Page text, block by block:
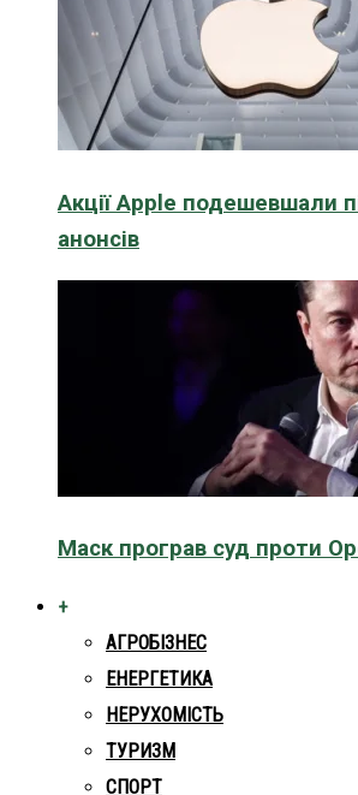
Акції Apple подешевшали
анонсів
Маск програв суд проти
+
АГРОБІЗНЕС
ЕНЕРГЕТИКА
НЕРУХОМІСТЬ
ТУРИЗМ
СПОРТ